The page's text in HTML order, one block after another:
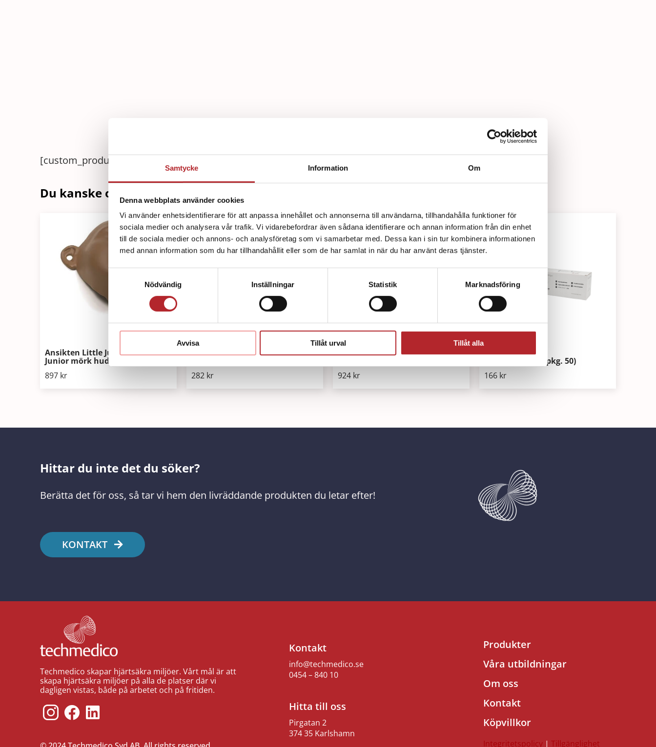
Samtycke Information Om
Denna webbplats använder cookies
Vi använder enhetsidentifierare för att anpassa innehållet och annonserna till användarna, tillhandahålla funktioner för
sociala medier och analysera vår trafik. Vi vidarebefordrar även sådana identifierare och annan information från din enhet
till de sociala medier och annons- och analysföretag som vi samarbetar med. Dessa kan i sin tur kombinera informationen
med annan information som du har tillhandahållit eller som de har samlat in när du har använt deras tjänster.
Samtyckesval
Nödvändig
Inställningar Statistik Marknadsföring
Avvisa Tillåt urval Tillåt alla
[custom_product_description]
Du kanske också är intresserad av:
Ansikten Little Junior/ Resusci
Junior mörk hud x6
897 kr
282 kr
Little Junior QCPR Brösthud
924 kr
Manikin Wipes (pkg. 50)
166 kr
Hittar du inte det du söker?
Berätta det för oss, så tar vi hem den livräddande produkten du letar efter!
KONTAKT
Techmedico skapar hjärtsäkra miljöer. Vårt mål är att
skapa hjärtsäkra miljöer på alla de platser där vi
dagligen vistas, både på arbetet och på fritiden.
Kontakt
info@techmedico.se
0454 – 840 10
Hitta till oss
Pirgatan 2
374 35 Karlshamn
Produkter
Våra utbildningar
Om oss
Kontakt
Köpvillkor
Integritetspolicy |Tillgänglighet